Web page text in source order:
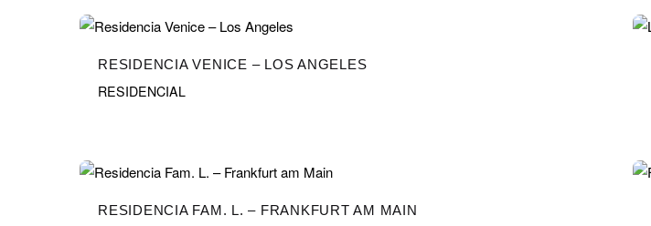
RESIDENCIA VENICE – LOS ANGELES
RESIDENCIAL
RESIDENCIA FAM. L. – FRANKFURT AM MAIN